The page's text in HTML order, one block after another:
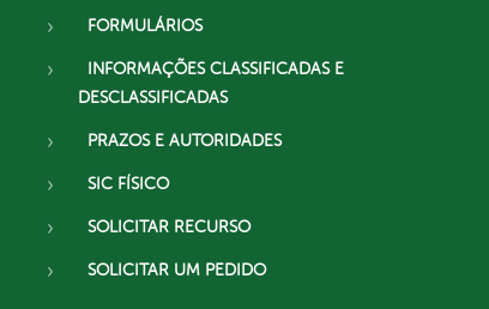
FORMULÁRIOS
INFORMAÇÕES CLASSIFICADAS E
DESCLASSIFICADAS
PRAZOS E AUTORIDADES
SIC FÍSICO
SOLICITAR RECURSO
SOLICITAR UM PEDIDO